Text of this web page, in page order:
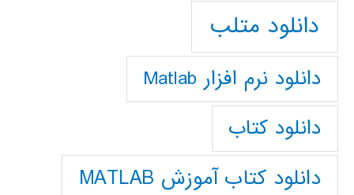
دانلود متلب
دانلود نرم افزار Matlab
دانلود کتاب
دانلود کتاب آموزش MATLAB